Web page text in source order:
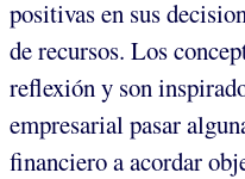
positivas en sus
de recursos. Los
reflexión y son
empresarial pasar
financiero a acordar